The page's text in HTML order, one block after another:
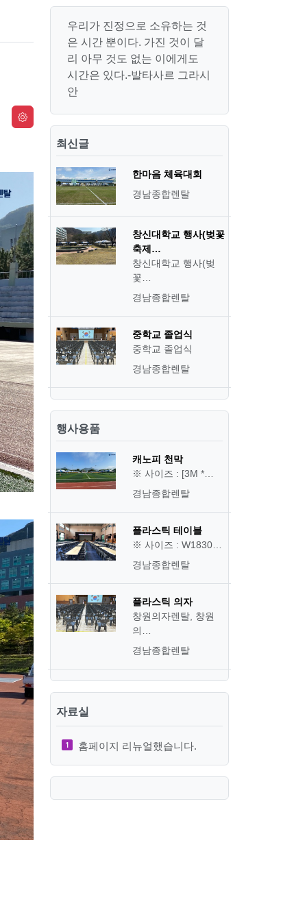
우리가 진정으로 소유하는 것
은 시간 뿐이다. 가진 것이 달
리 아무 것도 없는 이에게도
시간은 있다.-발타사르 그라시
안
최신글
한마음 체육대회
경남종합렌탈
창신대학교 행사(벚꽃
축제…
창신대학교 행사(벚
꽃…
경남종합렌탈
중학교 졸업식
중학교 졸업식
경남종합렌탈
행사용품
캐노피 천막
※ 사이즈 : [3M *…
경남종합렌탈
플라스틱 테이블
※ 사이즈 : W1830…
경남종합렌탈
플라스틱 의자
창원의자렌탈, 창원
의…
경남종합렌탈
자료실
홈페이지 리뉴얼했습니다.